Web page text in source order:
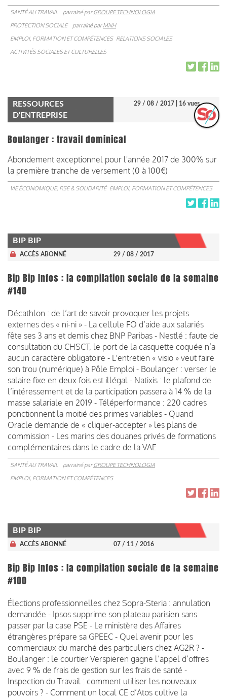
SANTÉ AU TRAVAIL parrainé parGROUPE TECHNOLOGIA
PROTECTION SOCIALE
parrainé parMNH
EMPLOI, FORMATION ET COMPÉTENCES RELATIONS SOCIALES
ACTIVITÉS SOCIALES ET CULTURELLES
RESSOURCES
D'ENTREPRISE
29 / 08 / 2017 | 16 vues
Boulanger : travail dominical
Abondement exceptionnel pour l'année 2017 de 300% sur
la première tranche de versement (0 à 100€)
VIE ÉCONOMIQUE, RSE & SOLIDARITÉ EMPLOI, FORMATION ET COMPÉTENCES
BIP BIP
ACCÈS ABONNÉ 29 / 08 / 2017
Bip Bip Infos : la compilation sociale de la semaine
#140
Décathlon : de l’art de savoir provoquer les projets
externes des « ni-ni » - La cellule FO d’aide aux salariés
fête ses 3 ans et demis chez BNP Paribas - Nestlé : faute de
consultation du CHSCT, le port de la casquette coquée n’a
aucun caractère obligatoire - L'entretien « visio » veut faire
son trou (numérique) à Pôle Emploi - Boulanger : verser le
salaire fixe en deux fois est illégal - Natixis : le plafond de
l’intéressement et de la participation passera à 14 % de la
masse salariale en 2019 - Téléperformance : 220 cadres
ponctionnent la moitié des primes variables - Quand
Oracle demande de « cliquer-accepter » les plans de
commission - Les marins des douanes privés de formations
complémentaires dans le cadre de la VAE
SANTÉ AU TRAVAIL parrainé parGROUPE TECHNOLOGIA
EMPLOI, FORMATION ET COMPÉTENCES
BIP BIP
ACCÈS ABONNÉ 07 / 11 / 2016
Bip Bip Infos : la compilation sociale de la semaine
#100
Élections professionnelles chez Sopra-Steria : annulation
demandée - Ipsos supprime son plateau parisien sans
passer par la case PSE - Le ministère des Affaires
étrangères prépare sa GPEEC - Quel avenir pour les
commerciaux du marché des particuliers chez AG2R ? -
Boulanger : le courtier Verspieren gagne l’appel d’offres
avec 9 % de frais de gestion sur les frais de santé -
Inspection du Travail : comment utiliser les nouveaux
pouvoirs ? - Comment un local CE d’Atos cultive la